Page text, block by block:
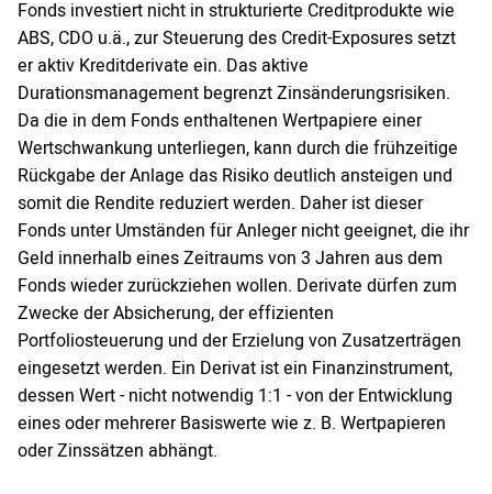
Fonds investiert nicht in strukturierte Creditprodukte wie
ABS, CDO u.ä., zur Steuerung des Credit-Exposures setzt
er aktiv Kreditderivate ein. Das aktive
Durationsmanagement begrenzt Zinsänderungsrisiken.
Da die in dem Fonds enthaltenen Wertpapiere einer
Wertschwankung unterliegen, kann durch die frühzeitige
Rückgabe der Anlage das Risiko deutlich ansteigen und
somit die Rendite reduziert werden. Daher ist dieser
Fonds unter Umständen für Anleger nicht geeignet, die ihr
Geld innerhalb eines Zeitraums von 3 Jahren aus dem
Fonds wieder zurückziehen wollen. Derivate dürfen zum
Zwecke der Absicherung, der effizienten
Portfoliosteuerung und der Erzielung von Zusatzerträgen
eingesetzt werden. Ein Derivat ist ein Finanzinstrument,
dessen Wert - nicht notwendig 1:1 - von der Entwicklung
eines oder mehrerer Basiswerte wie z. B. Wertpapieren
oder Zinssätzen abhängt.